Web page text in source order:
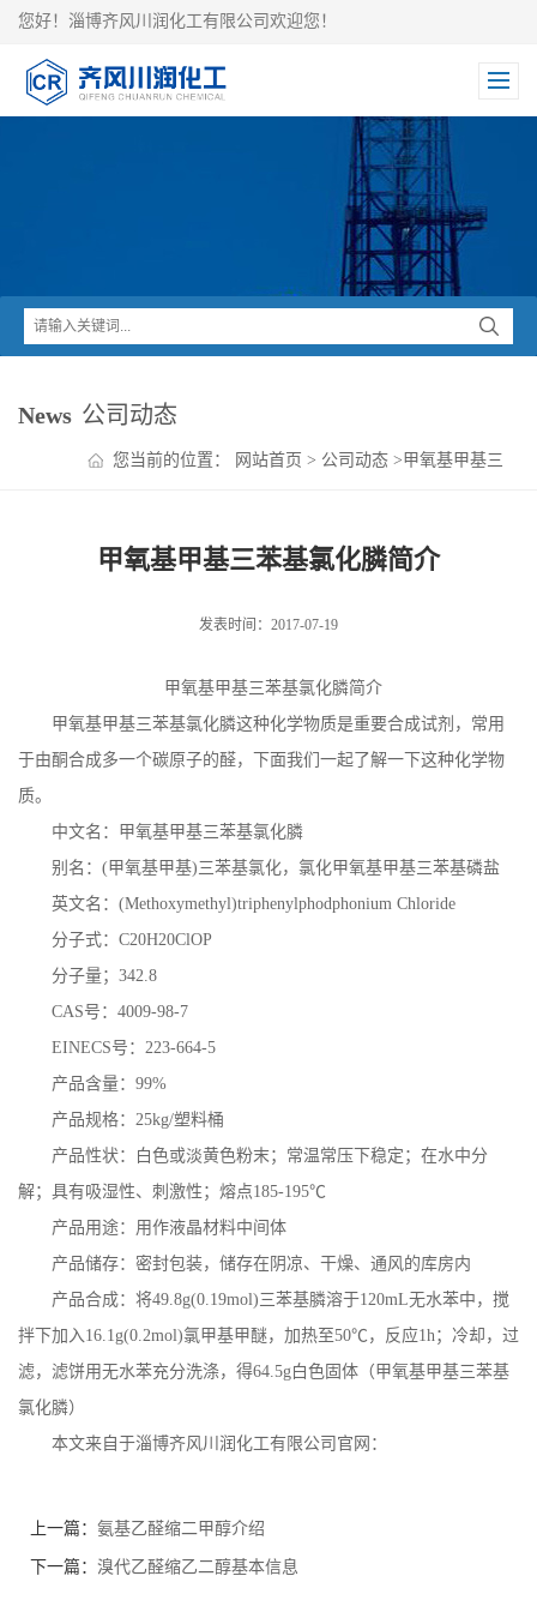
您好！淄博齐风川润化工有限公司欢迎您！
News 公司动态
您当前的位置： 网站首页 > 公司动态 >甲氧基甲基三
甲氧基甲基三苯基氯化膦简介
发表时间：2017-07-19
甲氧基甲基三苯基氯化膦简介
甲氧基甲基三苯基氯化膦这种化学物质是重要合成试剂，常用
于由酮合成多一个碳原子的醛，下面我们一起了解一下这种化学物
质。
中文名：甲氧基甲基三苯基氯化膦
别名： (甲氧基甲基)三苯基氯化，氯化甲氧基甲基三苯基磷盐
英文名： (Methoxymethyl)triphenylphodphonium Chloride
分子式： C20H20ClOP
分子量； 342.8
CAS号： 4009-98-7
EINECS号： 223-664-5
产品含量： 99%
产品规格： 25kg/塑料桶
产品性状：白色或淡黄色粉末；常温常压下稳定；在水中分
解；具有吸湿性、刺激性；熔点185-195℃
产品用途：用作液晶材料中间体
产品储存：密封包装，储存在阴凉、干燥、通风的库房内
产品合成：将49.8g(0.19mol)三苯基膦溶于120mL无水苯中，搅
拌下加入16.1g(0.2mol)氯甲基甲醚，加热至50℃，反应1h； 冷却，过
滤，滤饼用无水苯充分洗涤，得64.5g白色固体（甲氧基甲基三苯基
氯化膦）
本文来自于淄博齐风川润化工有限公司官网：
上一篇： 氨基乙醛缩二甲醇介绍
下一篇： 溴代乙醛缩乙二醇基本信息